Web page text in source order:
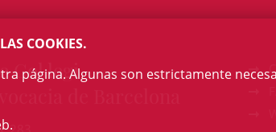
Col·legi
283
COOKIES.
página. Algunas son estrictamente